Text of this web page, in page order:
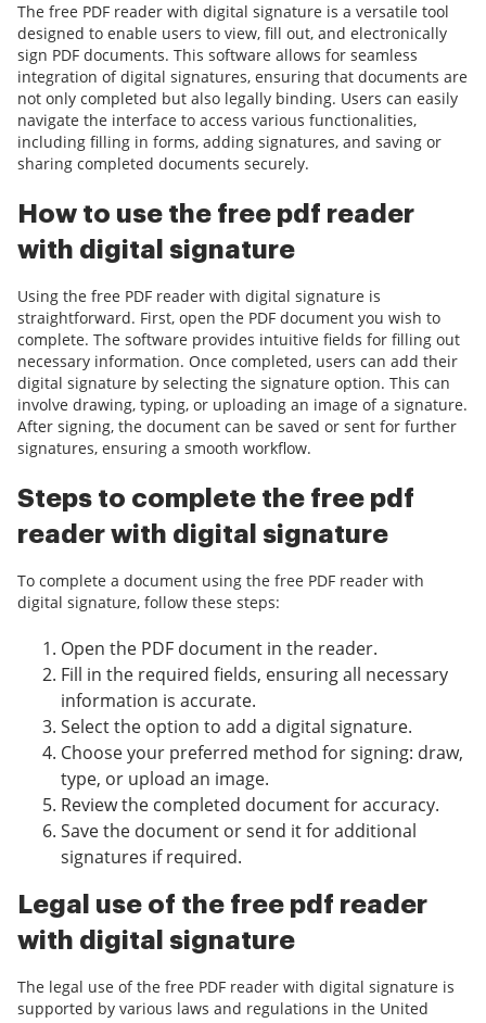
The free PDF reader with digital signature is a versatile tool
designed to enable users to view, fill out, and electronically
sign PDF documents. This software allows for seamless
integration of digital signatures, ensuring that documents are
not only completed but also legally binding. Users can easily
navigate the interface to access various functionalities,
including filling in forms, adding signatures, and saving or
sharing completed documents securely.
How to use the free pdf reader
with digital signature
Using the free PDF reader with digital signature is
straightforward. First, open the PDF document you wish to
complete. The software provides intuitive fields for filling out
necessary information. Once completed, users can add their
digital signature by selecting the signature option. This can
involve drawing, typing, or uploading an image of a signature.
After signing, the document can be saved or sent for further
signatures, ensuring a smooth workflow.
Steps to complete the free pdf
reader with digital signature
To complete a document using the free PDF reader with
digital signature, follow these steps:
Open the PDF document in the reader.
Fill in the required fields, ensuring all necessary
information is accurate.
Select the option to add a digital signature.
Choose your preferred method for signing: draw,
type, or upload an image.
Review the completed document for accuracy.
Save the document or send it for additional
signatures if required.
Legal use of the free pdf reader
with digital signature
The legal use of the free PDF reader with digital signature is
supported by various laws and regulations in the United